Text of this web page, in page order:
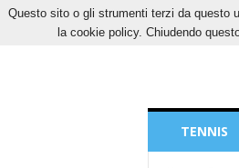
SABATO, 8
Sport
TENNIS
Questo sito o gli strumenti terzi da questo
la cookie policy. Chiudendo